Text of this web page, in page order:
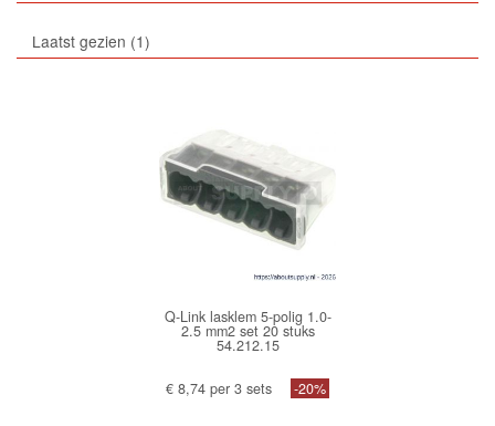
Laatst gezien 1
Q-Link lasklem 5-polig 1.0-
2.5 mm2 set 20 stuks
54.212.15
€ 8,74 per 3 sets -20%